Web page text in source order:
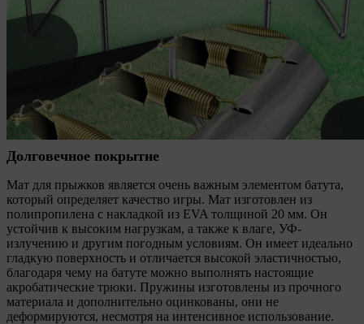
Долговечное покрытие
Мат для прыжков является очень важным элементом батута,
который определяет качество игры. Мат изготовлен из
полипропилена с накладкой из EVA толщиной 20 мм. Он
устойчив к высоким нагрузкам, а также к влаге, УФ-
излучению и другим погодным условиям. Он имеет идеально
гладкую поверхность и отличается высокой эластичностью,
благодаря чему на батуте можно выполнять настоящие
акробатические трюки. Пружины изготовлены из прочного
материала и дополнительно оцинкованы, они не
деформируются, несмотря на интенсивное использование.